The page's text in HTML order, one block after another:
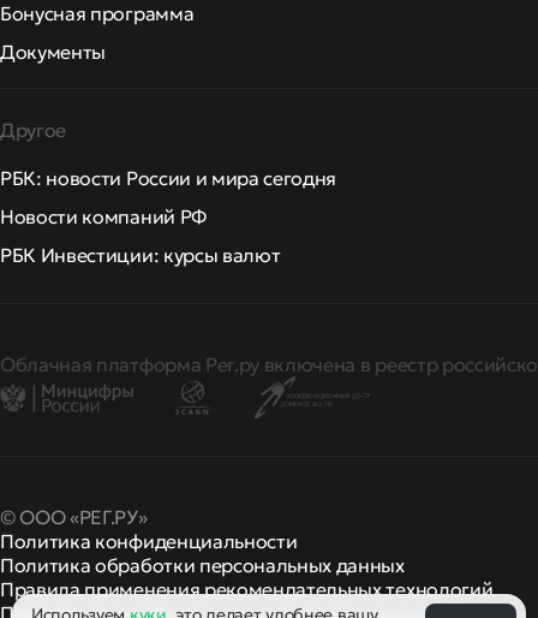
Бонусная программа
Документы
Другое
РБК: новости России и мира сегодня
Новости компаний РФ
РБК Инвестиции: курсы валют
Облачная платформа Рег.ру включена в реестр
© ООО «РЕГ.РУ»
Политика конфиденциальности
Политика обработки персональных данных
Правила применения рекомендательных технологий
Правила пользования
правила и политики